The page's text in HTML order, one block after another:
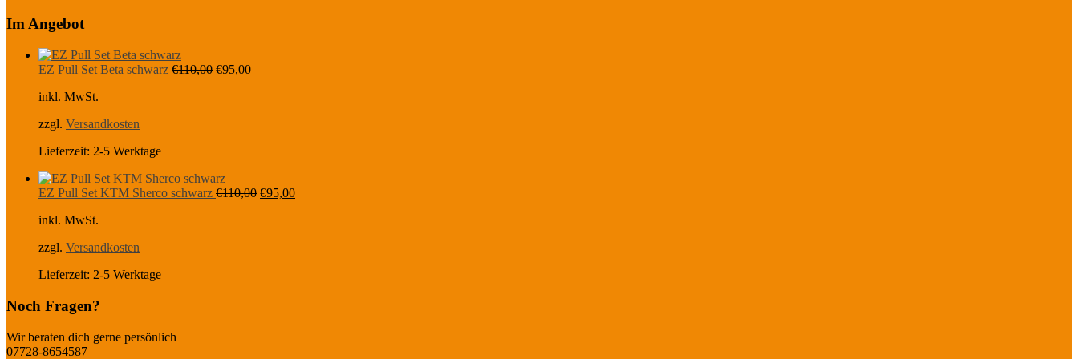
Im Angebot
EZ Pull Set Beta schwarz €110,00 Ursprünglicher
€95,00Aktueller
inkl. MwSt.
zzgl. Versandkosten
Lieferzeit: 2-5 Werktage
EZ Pull Set KTM Sherco schwarz €110,00 Ursprünglicher
€95,00Aktueller
inkl. MwSt.
zzgl. Versandkosten
Lieferzeit: 2-5 Werktage
Noch Fragen?
Wir beraten dich gerne persönlich
07728-8654587